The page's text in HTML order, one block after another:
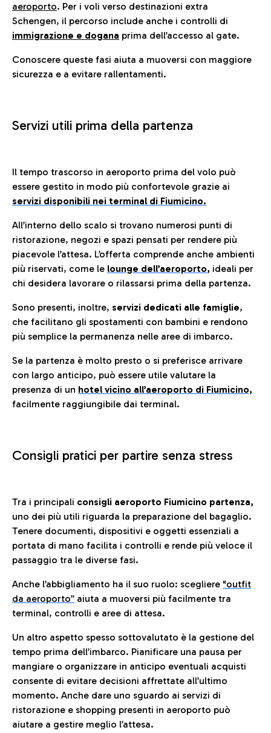
aeroporto. Per i voli verso destinazioni extra
Schengen, il percorso include anche i controlli di
immigrazione e dogana prima dell’accesso al gate.
Conoscere queste fasi aiuta a muoversi con maggiore
sicurezza e a evitare rallentamenti.
Servizi utili prima della partenza
Il tempo trascorso in aeroporto prima del volo può
essere gestito in modo più confortevole grazie ai
servizi disponibili nei terminal di Fiumicino.
All’interno dello scalo si trovano numerosi punti di
ristorazione, negozi e spazi pensati per rendere più
piacevole l’attesa. L’offerta comprende anche ambienti
più riservati, come le lounge dell’aeroporto, ideali per
chi desidera lavorare o rilassarsi prima della partenza.
Sono presenti, inoltre, servizi dedicati alle famiglie,
che facilitano gli spostamenti con bambini e rendono
più semplice la permanenza nelle aree di imbarco.
Se la partenza è molto presto o si preferisce arrivare
con largo anticipo, può essere utile valutare la
presenza di un hotel vicino all’aeroporto di Fiumicino,
facilmente raggiungibile dai terminal.
Consigli pratici per partire senza stress
Tra i principali consigli aeroporto Fiumicino partenza,
uno dei più utili riguarda la preparazione del bagaglio.
Tenere documenti, dispositivi e oggetti essenziali a
portata di mano facilita i controlli e rende più veloce il
passaggio tra le diverse fasi.
Anche l’abbigliamento ha il suo ruolo: scegliere "outfit
da aeroporto” aiuta a muoversi più facilmente tra
terminal, controlli e aree di attesa.
Un altro aspetto spesso sottovalutato è la gestione del
tempo prima dell’imbarco. Pianificare una pausa per
mangiare o organizzare in anticipo eventuali acquisti
consente di evitare decisioni affrettate all’ultimo
momento. Anche dare uno sguardo ai servizi di
ristorazione e shopping presenti in aeroporto può
aiutare a gestire meglio l’attesa.